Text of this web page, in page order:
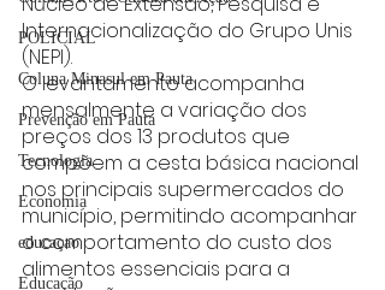
POLICIAL
Coluna Minasul em Pauta
Prevenção em Pauta
Tecnologia
Economia
educaçao
Educação
Internacionalização do Grupo Unis
(NEPI).
O levantamento acompanha
mensalmente a variação dos
preços dos 13 produtos que
compõem a cesta básica nacional
nos principais supermercados do
município, permitindo acompanhar
o comportamento do custo dos
alimentos essenciais para a